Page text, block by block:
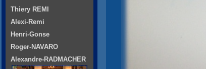
Thiery REMI
Alexi-Remi
Henri-Gonse
Roger-NAVARO
Alexandre-RADMACHER